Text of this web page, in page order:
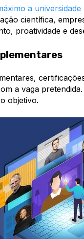
a universidade
científica,
proatividade e
a vaga
objetivo.